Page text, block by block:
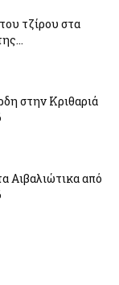
τζίρου στα
στην Κριθαριά
Αιβαλιώτικα από